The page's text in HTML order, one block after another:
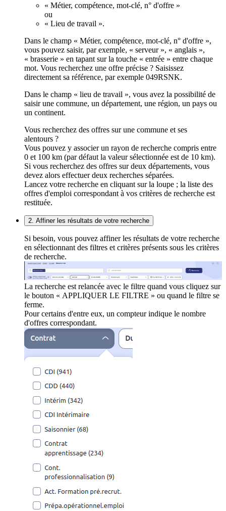
« Métier, compétence, mot-clé, n° d'offre »
ou
« Lieu de travail ».
Dans le champ « Métier, compétence, mot-clé, n° d'offre »,
vous pouvez saisir, par exemple, « serveur », « anglais »,
« brasserie » en tapant sur la touche « entrée » entre chaque
mot. Vous recherchez une offre précise ? Saisissez
directement sa référence, par exemple 049RSNK.
Dans le champ « lieu de travail », vous avez la possibilité de
saisir une commune, un département, une région, un pays ou
un continent.
Vous recherchez des offres sur une commune et ses
alentours ?
Vous pouvez y associer un rayon de recherche compris entre
0 et 100 km (par défaut la valeur sélectionnée est de 10 km).
Si vous recherchez des offres sur deux départements, vous
devez alors effectuer deux recherches séparées.
Lancez votre recherche en cliquant sur la loupe ; la liste des
offres d'emploi correspondant à vos critères de recherche est
restituée.
2. Affiner les résultats de votre recherche
Si besoin, vous pouvez affiner les résultats de votre recherche
en sélectionnant des filtres et critères présents sous les critères
de recherche.
La recherche est relancée avec le filtre quand vous cliquez sur
le bouton « APPLIQUER LE FILTRE » ou quand le filtre se
ferme.
Pour certains d'entre eux, un compteur indique le nombre
d'offres correspondant.